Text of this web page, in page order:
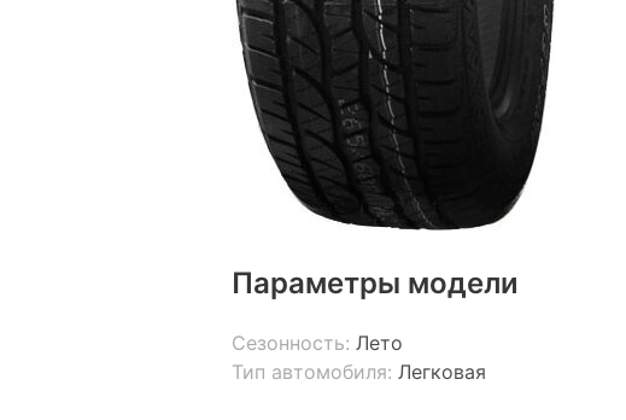
Параметры модели
Сезонность: Лето
Тип автомобиля: Легковая